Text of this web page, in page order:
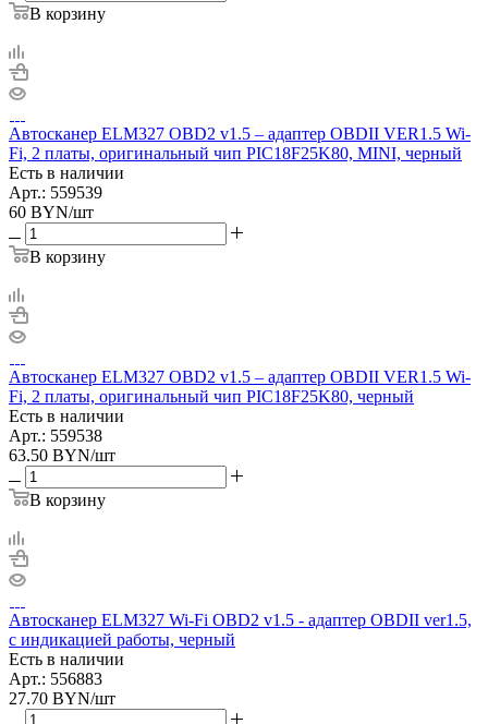
В корзину
Автосканер ELM327 OBD2 v1.5 – адаптер OBDII VER1.5 Wi-
Fi, 2 платы, оригинальный чип PIC18F25K80, MINI, черный
Есть в наличии
Арт.: 559539
60 BYN/шт
В корзину
Автосканер ELM327 OBD2 v1.5 – адаптер OBDII VER1.5 Wi-
Fi, 2 платы, оригинальный чип PIC18F25K80, черный
Есть в наличии
Арт.: 559538
63.50 BYN/шт
В корзину
Автосканер ELM327 Wi-Fi OBD2 v1.5 - aдаптер OBDII ver1.5,
с индикацией работы, черный
Есть в наличии
Арт.: 556883
27.70 BYN/шт